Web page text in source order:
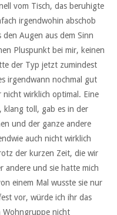
vom Tisch, das beruhigte
irgendwohin abschob
Augen aus dem Sinn
Pluspunkt bei mir, keinen
der Typ jetzt zumindest
irgendwann nochmal gut
nicht wirklich optimal. Eine
klang toll, gab es in der
und der ganze andere
auch nicht wirklich
der kurzen Zeit, die wir
andere und sie hatte mich
einem Mal wusste sie nur
vor, würde ich ihr das
Wohngruppe nicht